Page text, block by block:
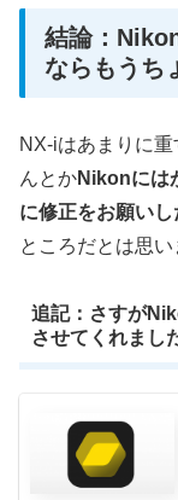
結論：
ならもうち
NX-iはあまりに
んとかNikonには
に修正をお願いし
ところだとは思い
追記：さすが
させてくれまし